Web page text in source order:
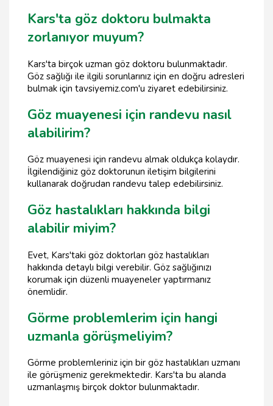
Kars'ta göz doktoru bulmakta
zorlanıyor muyum?
Kars'ta birçok uzman göz doktoru bulunmaktadır.
Göz sağlığı ile ilgili sorunlarınız için en doğru adresleri
bulmak için tavsiyemiz.com'u ziyaret edebilirsiniz.
Göz muayenesi için randevu nasıl
alabilirim?
Göz muayenesi için randevu almak oldukça kolaydır.
İlgilendiğiniz göz doktorunun iletişim bilgilerini
kullanarak doğrudan randevu talep edebilirsiniz.
Göz hastalıkları hakkında bilgi
alabilir miyim?
Evet, Kars'taki göz doktorları göz hastalıkları
hakkında detaylı bilgi verebilir. Göz sağlığınızı
korumak için düzenli muayeneler yaptırmanız
önemlidir.
Görme problemlerim için hangi
uzmanla görüşmeliyim?
Görme problemleriniz için bir göz hastalıkları uzmanı
ile görüşmeniz gerekmektedir. Kars'ta bu alanda
uzmanlaşmış birçok doktor bulunmaktadır.